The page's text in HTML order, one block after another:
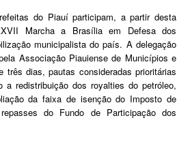
do Piauí participam, a partir desta
Marcha a Brasília em Defesa dos
municipalista do país. A delegação
Associação Piauiense de Municípios e
três dias, pautas consideradas prioritárias
a redistribuição dos royalties do petróleo,
da faixa de isenção do Imposto de
do Fundo de Participação dos